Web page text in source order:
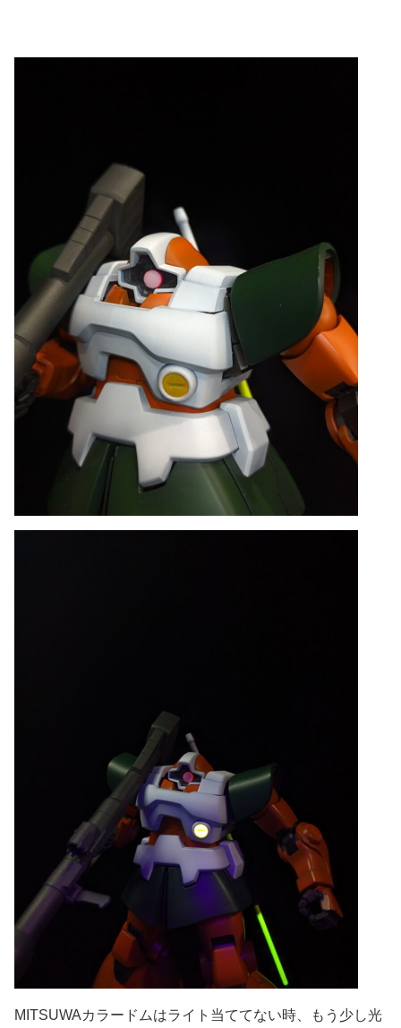
MITSUWAカラードムはライト当ててない時、もう少し光